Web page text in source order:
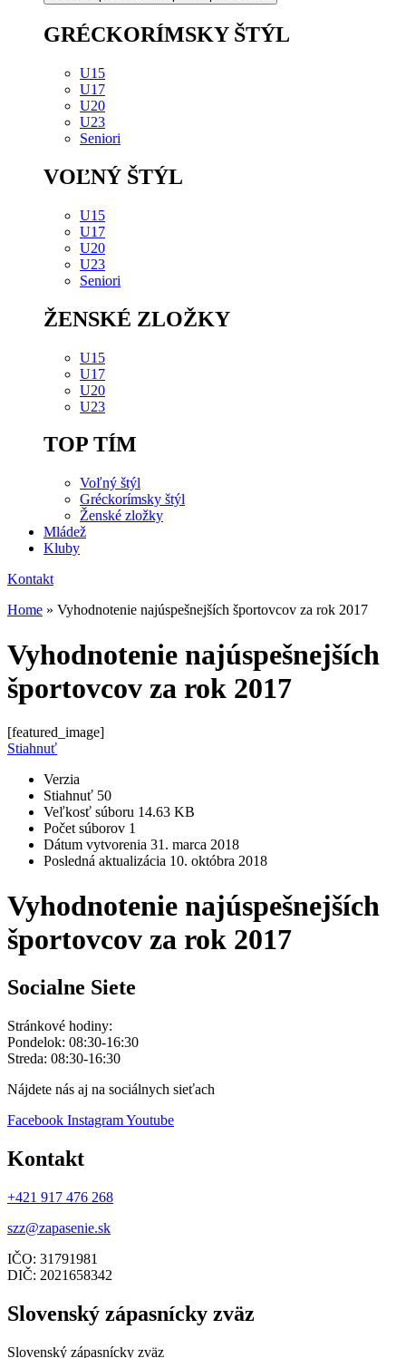
GRÉCKORÍMSKY ŠTÝL
U15
U17
U20
U23
Seniori
VOĽNÝ ŠTÝL
U15
U17
U20
U23
Seniori
ŽENSKÉ ZLOŽKY
U15
U17
U20
U23
TOP TÍM
Voľný štýl
Gréckorímsky štýl
Ženské zložky
Mládež
Kluby
Kontakt
Home » Vyhodnotenie najúspešnejších športovcov za rok 2017
Vyhodnotenie najúspešnejších
športovcov za rok 2017
[featured_image]
Stiahnuť
Verzia
Stiahnuť 50
Veľkosť súboru 14.63 KB
Počet súborov 1
Dátum vytvorenia 31. marca 2018
Posledná aktualizácia 10. októbra 2018
Vyhodnotenie najúspešnejších
športovcov za rok 2017
Socialne Siete
Stránkové hodiny:
Pondelok: 08:30-16:30
Streda: 08:30-16:30
Nájdete nás aj na sociálnych sieťach
Facebook InstagramYoutube
Kontakt
+421 917 476 268
szz@zapasenie.sk
IČO: 31791981
DIČ: 2021658342
Slovenský zápasnícky zväz
Slovenský zápasnícky zväz